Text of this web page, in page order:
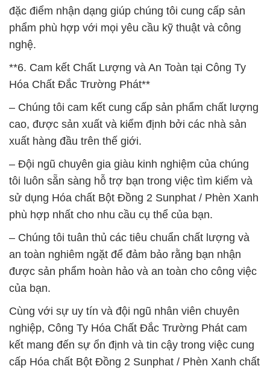
đặc điểm nhận dạng giúp chúng tôi cung cấp sản
phẩm phù hợp với mọi yêu cầu kỹ thuật và công
nghệ.
**6. Cam kết Chất Lượng và An Toàn tại Công Ty
Hóa Chất Đắc Trường Phát**
– Chúng tôi cam kết cung cấp sản phẩm chất lượng
cao, được sản xuất và kiểm định bởi các nhà sản
xuất hàng đầu trên thế giới.
– Đội ngũ chuyên gia giàu kinh nghiệm của chúng
tôi luôn sẵn sàng hỗ trợ bạn trong việc tìm kiếm và
sử dụng Hóa chất Bột Đồng 2 Sunphat / Phèn Xanh
phù hợp nhất cho nhu cầu cụ thể của bạn.
– Chúng tôi tuân thủ các tiêu chuẩn chất lượng và
an toàn nghiêm ngặt để đảm bảo rằng bạn nhận
được sản phẩm hoàn hảo và an toàn cho công việc
của bạn.
Cùng với sự uy tín và đội ngũ nhân viên chuyên
nghiệp, Công Ty Hóa Chất Đắc Trường Phát cam
kết mang đến sự ổn định và tin cậy trong việc cung
cấp Hóa chất Bột Đồng 2 Sunphat / Phèn Xanh chất